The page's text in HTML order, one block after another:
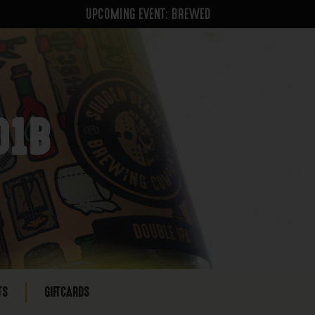
UPCOMING EVENT: BREWED
GIFTCARDS